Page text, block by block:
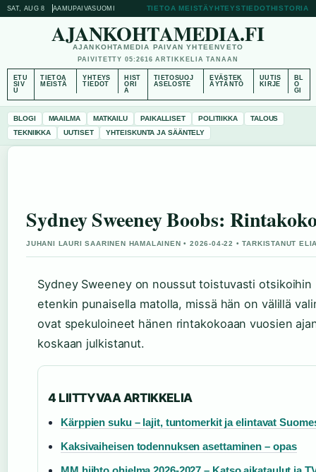
SAT, AUG 8 AAMUPAIVASUOMI TIETOA MEISTÄYHTEYSTIEDOTHISTORIA
AJANKOHTAMEDIA.FI
AJANKOHTAMEDIA PAIVAN YHTEENVETO
PAIVITETTY 05:2616 ARTIKKELIA TANAAN
ETU
SIV
U
TIETOA
MEISTÄ
YHTEYS
TIEDOT
HIST
ORI
A
TIETOSUOJ
ASELOSTE
EVÄSTEK
ÄYTÄNTÖ
UUTIS
KIRJE
BL
O
GI
BLOGI MAAILMA MATKAILU PAIKALLISET POLITIIKKA
TALOUS
TEKNIIKKA
UUTISET YHTEISKUNTA JA SÄÄNTELY
Sydney Sweeney Boobs:
JUHANI LAURI SAARINEN HAMALAINEN • 2026-04-22 • TARKISTANUT
Sydney Sweeney on noussut toistuvasti
etenkin punaisella matolla, missä hän on välillä
ovat spekuloineet hänen rintakokoaan vuosien
koskaan julkistanut.
4 LIITTYVAA ARTIKKELIA
Kärppien suku – lajit, tuntomerkit ja elintavat
Kaksivaiheisen todennuksen asettaminen – opas